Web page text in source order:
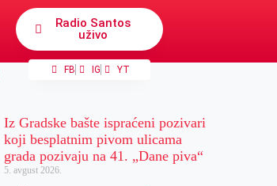
Radio Santos
uživo
FB IG YT
Iz Gradske bašte ispraćeni pozivari
koji besplatnim pivom ulicama
grada pozivaju na 41. „Dane piva“
5. avgust 2026.